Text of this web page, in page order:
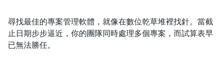
尋找最佳的專案管理軟體，就像在數位乾草堆裡找針。當截
止日期步步逼近，你的團隊同時處理多個專案，而試算表早
已無法勝任。